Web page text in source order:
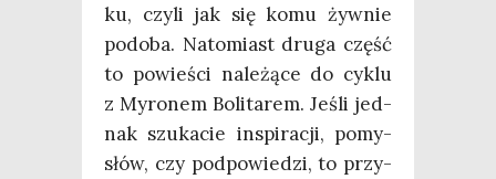
ku, czy­li jak się komu żyw­nie
podo­ba. Nato­miast dru­ga część
to powie­ści nale­żą­ce do cyklu
z Myro­nem Boli­ta­rem. Jeśli jed­
nak szu­ka­cie inspi­ra­cji, pomy­
słów, czy pod­po­wie­dzi, to przy­